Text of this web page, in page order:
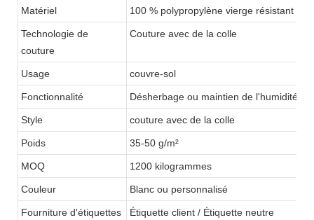
Matériel 100 % polypropylène vierge résistant
Technologie de
couture
Couture avec de la colle
Usage couvre-sol
Fonctionnalité Désherbage ou maintien de l'humidité
Style couture avec de la colle
Poids 35-50 g/m²
MOQ 1200 kilogrammes
Couleur Blanc ou personnalisé
Fourniture d'étiquettes Étiquette client / Étiquette neutre